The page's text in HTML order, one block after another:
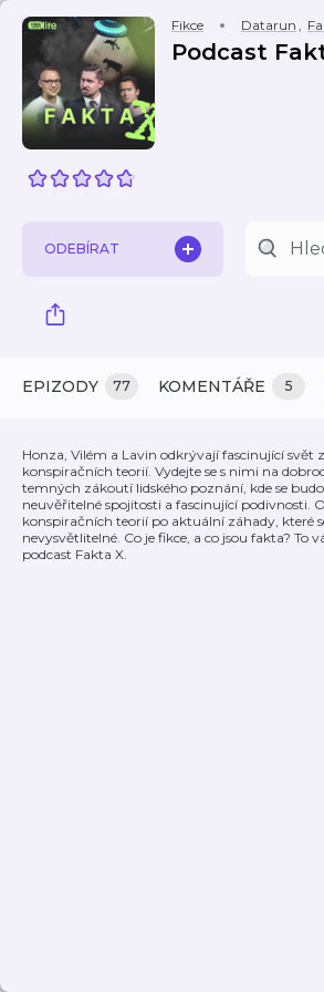
Fikce Datarun ,
Podcast
ODEBÍRAT
EPIZODY 77 KOMENTÁŘE 5
Honza, Vilém a Lavin odkrývají fascinující svět
konspiračních teorií. Vydejte se s nimi na
temných zákoutí lidského poznání, kde se
neuvěřitelné spojitosti a fascinující podivnosti.
konspiračních teorií po aktuální záhady, které
nevysvětlitelné. Co je fikce, a co jsou fakta? To
podcast Fakta X.